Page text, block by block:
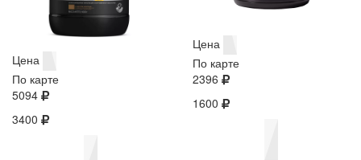
Цена
По карте
5094
3400
Цена
По карте
2396
1600